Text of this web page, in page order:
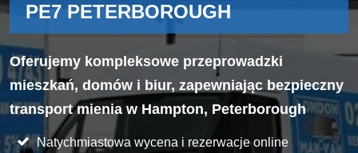
PE7 PETERBOROUGH
Oferujemy kompleksowe przeprowadzki
mieszkań, domów i biur, zapewniając bezpieczny
transport mienia w Hampton, Peterborough
Natychmiastowa wycena i rezerwacje online